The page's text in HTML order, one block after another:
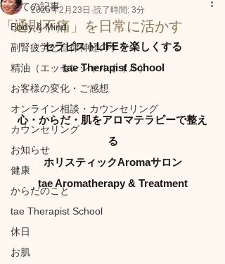
全ての記事
Body & Mind
副腎疲労と自律神経のケア
精油（エッセンシャルオイル）
お客様の変化・ご感想
オンライン相談・カウンセリング
カウンセリング
お知らせ
健康
からだのこと
tae Therapist School
休日
お肌
「通則不痛」を日常に活かす
2025年2月23日 読了時間: 3分
セラピストLIFEを楽しくする
tae Therapist School
心・からだ・肌をアロマテラピーで整え
る
ホリスティックAromaサロン
tae Aromatherapy & Treatment